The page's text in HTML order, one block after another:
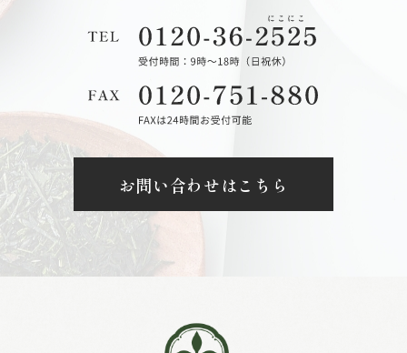
お問い合わせはこちら